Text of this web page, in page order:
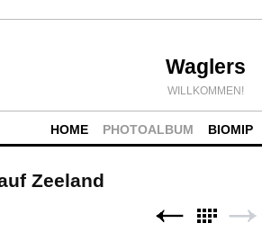
Waglers
WILLKOMMEN!
HOME PHOTOALBUM BIOMIP
Zeeland